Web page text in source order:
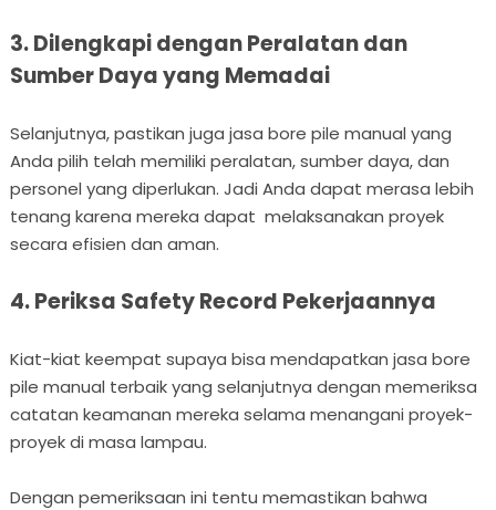
3. Dilengkapi dengan Peralatan dan
Sumber Daya yang Memadai
Selanjutnya, pastikan juga jasa bore pile manual yang
Anda pilih telah memiliki peralatan, sumber daya, dan
personel yang diperlukan. Jadi Anda dapat merasa lebih
tenang karena mereka dapat melaksanakan proyek
secara efisien dan aman.
4. Periksa Safety Record Pekerjaannya
Kiat-kiat keempat supaya bisa mendapatkan jasa bore
pile manual terbaik yang selanjutnya dengan memeriksa
catatan keamanan mereka selama menangani proyek-
proyek di masa lampau.
Dengan pemeriksaan ini tentu memastikan bahwa